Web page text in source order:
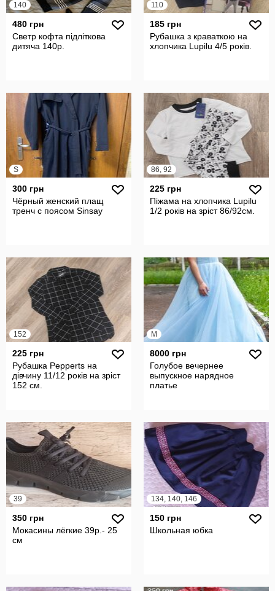
140
480 грн
Светр кофта підліткова
дитяча 140р.
110
185 грн
Рубашка з краваткою на
хлопчика Lupilu 4/5 років.
S
300 грн
Чёрный женский плащ
тренч с поясом Sinsay
86, 92
225 грн
Піжама на хлопчика Lupilu
1/2 років на зріст 86/92см.
152
225 грн
Рубашка Pepperts на
дівчину 11/12 років на зріст
152 см.
M
8000 грн
Голубое вечернее
выпускное нарядное
платье
39
350 грн
Мокасины лёгкие 39р.- 25
см
134, 140, 146
150 грн
Школьная юбка